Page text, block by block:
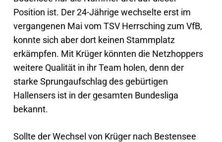
Position ist. Der 24-Jährige wechselte erst im
vergangenen Mai vom TSV Herrsching zum VfB,
konnte sich aber dort keinen Stammplatz
erkämpfen. Mit Krüger könnten die Netzhoppers
weitere Qualität in ihr Team holen, denn der
starke Sprungaufschlag des gebürtigen
Hallensers ist in der gesamten Bundesliga
bekannt.
Sollte der Wechsel von Krüger nach Bestensee